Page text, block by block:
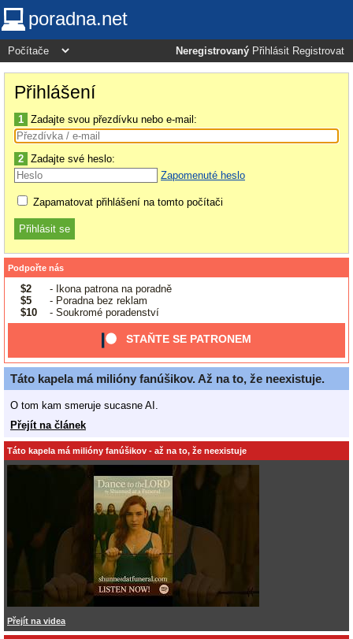
poradna.net
Neregistrovaný Přihlásit Registrovat
Přihlášení
1 Zadajte svou přezdívku nebo e-mail:
2 Zadajte své heslo:
Zapomenuté heslo
Zapamatovat přihlášení na tomto počítači
Podpořte nás
$2
- Ikona patrona na poradně
$5
- Poradna bez reklam
$10
- Soukromé poradenství
STAŇTE SE PATRONEM
Táto kapela má milióny fanúšikov. Až na to, že neexistuje.
O tom kam smeruje sucasne AI.
Přejít na článek
Táto kapela má milióny fanúšikov - až na to, že neexistuje
Přejít na videa